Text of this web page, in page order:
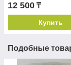
12 500 ₸
Купить
Подобные